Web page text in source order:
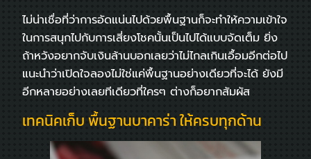
ไม่น่าเชื่อที่ว่าการอัดแน่นไปด้วยพื้นฐานก็จะทำให้ความเข้าใจ
ในการสนุกไปกับการเสี่ยงโชคนั้นเป็นไปได้แบบจัดเต็ม ยิ่ง
ถ้าหวังอยากจับเงินล้านบอกเลยว่าไม่ไกลเกินเอื้อมอีกต่อไป
แนะนำว่าเปิดใจลองไม่ใช่แค่พื้นฐานอย่างเดียวที่จะได้ ยังมี
อีกหลายอย่างเลยทีเดียวที่ใครๆ ต่างก็อยากสัมผัส
เทคนิคเก็บ พื้นฐานบาคาร่า ให้ครบทุกด้าน